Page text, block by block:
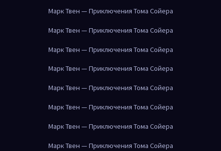
Марк Твен — Приключения Тома Сойера
Марк Твен — Приключения Тома Сойера
Марк Твен — Приключения Тома Сойера
Марк Твен — Приключения Тома Сойера
Марк Твен — Приключения Тома Сойера
Марк Твен — Приключения Тома Сойера
Марк Твен — Приключения Тома Сойера
Марк Твен — Приключения Тома Сойера